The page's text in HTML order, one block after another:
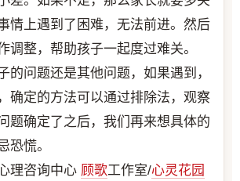
情上遇到了困难，无法前进。然后
调整，帮助孩子一起度过难关。
问题还是其他问题，如果遇到，
确定的方法可以通过排除法，观察
题确定了之后，我们再来想具体的
恐慌。
咨询中心 顾歌工作室/心灵花园